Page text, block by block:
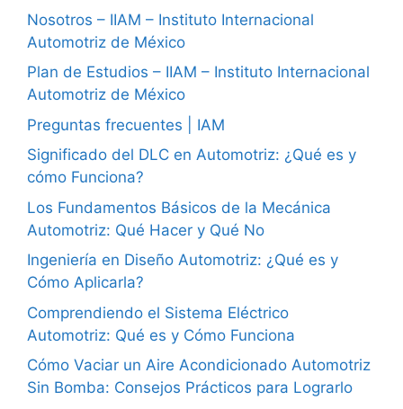
Nosotros – IIAM – Instituto Internacional
Automotriz de México
Plan de Estudios – IIAM – Instituto Internacional
Automotriz de México
Preguntas frecuentes | IAM
Significado del DLC en Automotriz: ¿Qué es y
cómo Funciona?
Los Fundamentos Básicos de la Mecánica
Automotriz: Qué Hacer y Qué No
Ingeniería en Diseño Automotriz: ¿Qué es y
Cómo Aplicarla?
Comprendiendo el Sistema Eléctrico
Automotriz: Qué es y Cómo Funciona
Cómo Vaciar un Aire Acondicionado Automotriz
Sin Bomba: Consejos Prácticos para Lograrlo